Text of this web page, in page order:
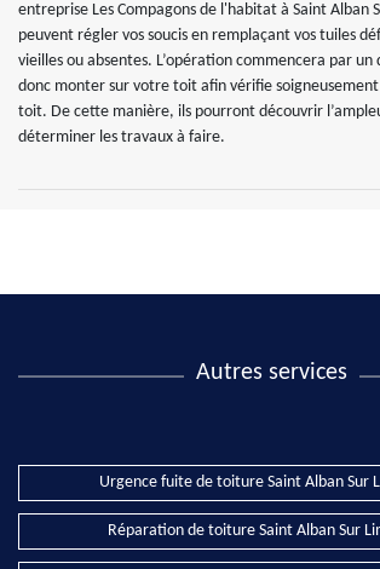
entreprise Les Compagons de l'habitat à Saint Alban
peuvent régler vos soucis en remplaçant vos tuiles
vieilles ou absentes. L’opération commencera par
donc monter sur votre toit afin vérifie soigneusement
toit. De cette manière, ils pourront découvrir
déterminer les travaux à faire.
Autres services
Urgence fuite de toiture Saint Alban Sur
Réparation de toiture Saint Alban Sur